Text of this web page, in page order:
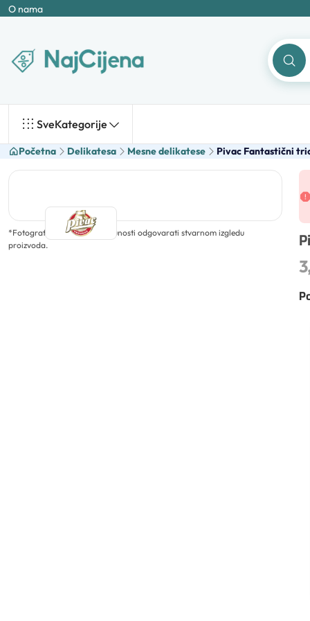
O nama
SveKategorije
Početna Delikatesa Mesne delikatese Pivac Fantastični
*Fotografija ne mora u potpunosti odgovarati stvarnom izgledu
proizvoda.